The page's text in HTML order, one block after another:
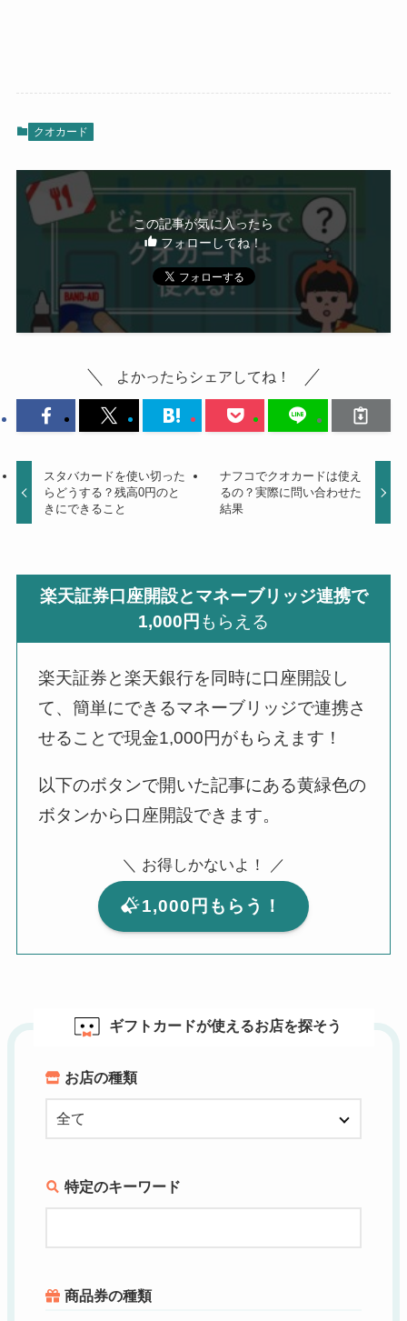
クオカード
この記事が気に入ったら
フォローしてね！
よかったらシェアしてね！
スタバカードを使い切った
らどうする？残高0円のと
きにできること
ナフコでクオカードは使え
るの？実際に問い合わせた
結果
楽天証券口座開設とマネーブリッジ連携で
1,000円 もらえる
楽天証券と楽天銀行を同時に口座開設し
て、簡単にできるマネーブリッジで連携さ
せることで現金1,000円がもらえます！
以下のボタンで開いた記事にある黄緑色の
ボタンから口座開設できます。
＼ お得しかないよ！ ／
1,000円もらう！
ギフトカードが使えるお店を探そう
お店の種類
特定のキーワード
商品券の種類